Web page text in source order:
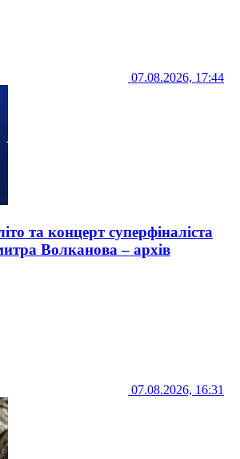
07.08.2026, 17:44
та концерт суперфіналіста
Волканова – архів
07.08.2026, 16:31